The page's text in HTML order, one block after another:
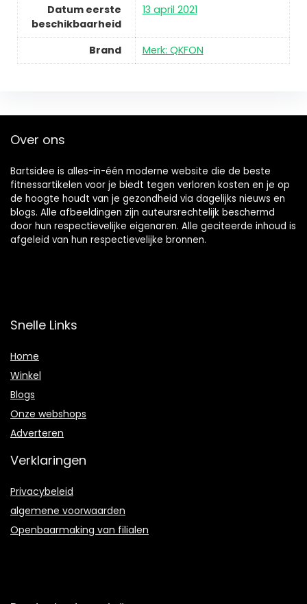
Datum eerste
beschikbaarheid
13 april 2021
Brand Merk: QKFON
Over ons
Bartsidee is alles-in-één moderne website die de beste
fitnessartikelen voor je biedt tegen verloren kosten en je op
de hoogte houdt van je gezondheid via dagelijks nieuws en
blogs. Alle afbeeldingen zijn auteursrechtelijk beschermd
door hun respectievelijke eigenaren. Alle geciteerde inhoud is
afgeleid van hun respectievelijke bronnen.
Snelle Links
Home
Winkel
Blogs
Onze webshops
Adverteren
Verklaringen
Privacybeleid
algemene voorwaarden
Openbaarmaking van filialen